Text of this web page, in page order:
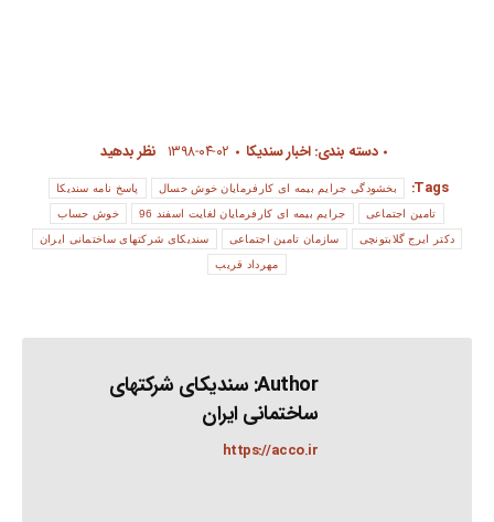
دسته بندی:اخبار سندیکا ۱۳۹۸-۰۴-۰۲ نظر بدهید
Tags:
بخشودگی جرایم بیمه ای کارفرمایان خوش حسال پاسخ نامه سندیکا
تامین اجتماعی جرایم بیمه ای کارفرمایان لغایت اسفند 96 خوش حساب
دکتر ایرج گلابتونچی سازمان تامین اجتماعی سندیکای شرکتهای ساختمانی ایران
مهرداد قریب
Author: سندیکای شرکتهای
ساختمانی ایران
https://acco.ir